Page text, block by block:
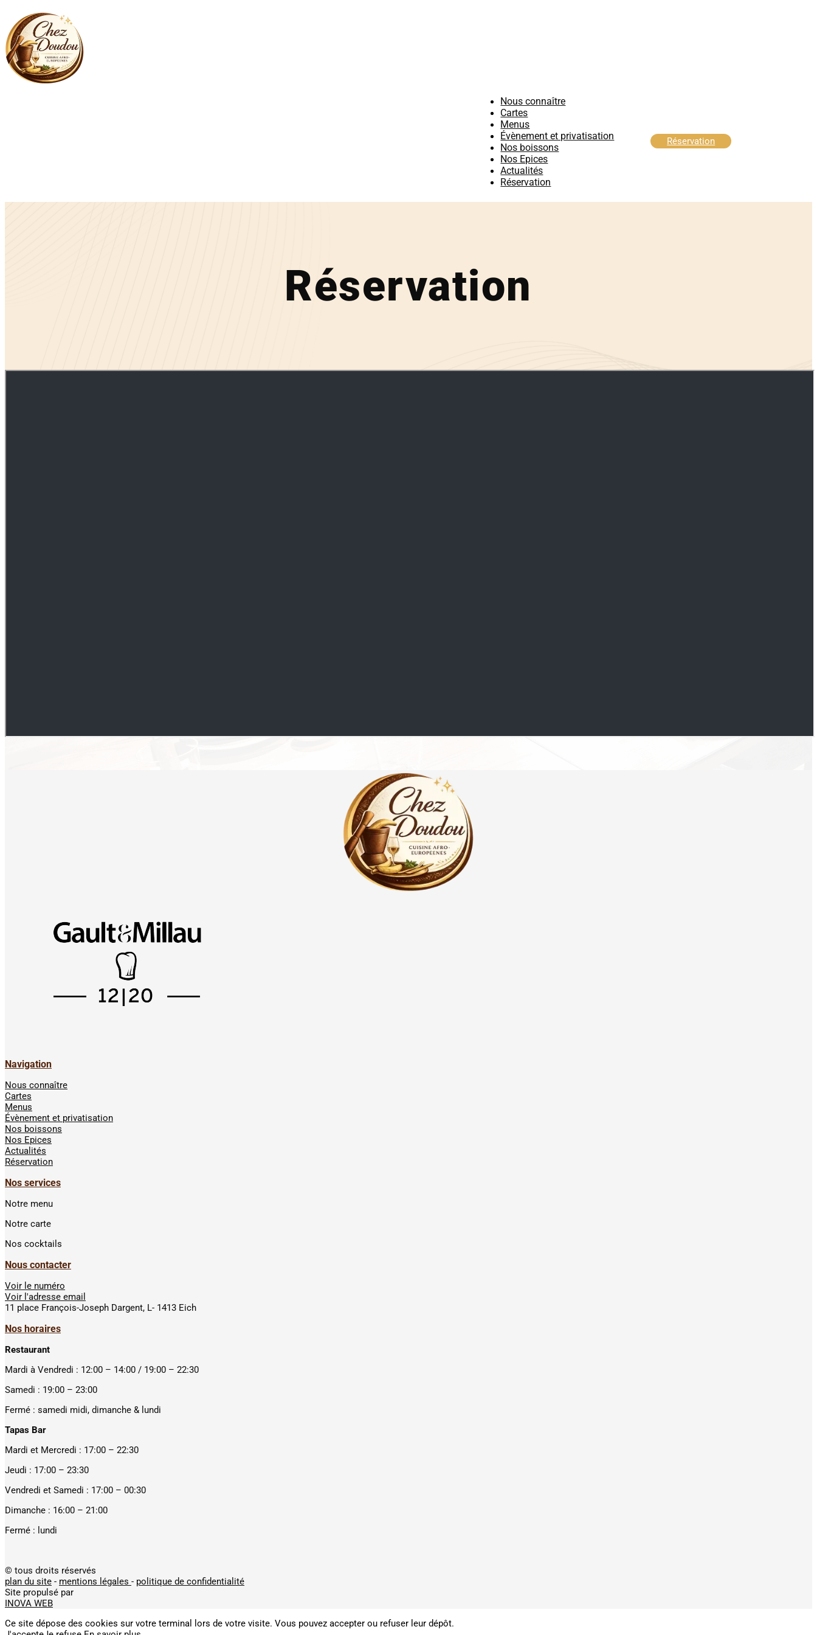
Nous connaître
Cartes
Menus
Évènement et privatisation
Nos boissons
Nos Epices
Actualités
Réservation
Réservation
Réservation
Navigation
Nous connaître
Cartes
Menus
Évènement et privatisation
Nos boissons
Nos Epices
Actualités
Réservation
Nos services
Notre menu
Notre carte
Nos cocktails
Nous contacter
Voir le numéro
Voir l'adresse email
11 place François-Joseph Dargent, L- 1413 Eich
Nos horaires
Restaurant
Mardi à Vendredi : 12:00 – 14:00 / 19:00 – 22:30
Samedi : 19:00 – 23:00
Fermé : samedi midi, dimanche & lundi
Tapas Bar
Mardi et Mercredi : 17:00 – 22:30
Jeudi : 17:00 – 23:30
Vendredi et Samedi : 17:00 – 00:30
Dimanche : 16:00 – 21:00
Fermé : lundi
© tous droits réservés
plan du site - mentions légales - politique de confidentialité
Site propulsé par
INOVA WEB
Ce site dépose des cookies sur votre terminal lors de votre visite. Vous pouvez accepter ou refuser leur dépôt.